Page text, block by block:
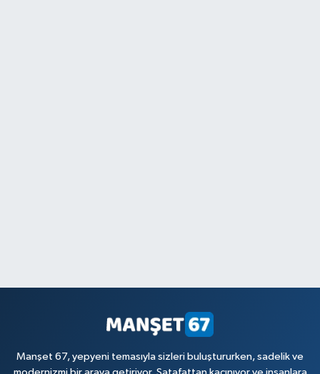
Manşet 67, yepyeni temasıyla sizleri buluştururken, sadelik ve